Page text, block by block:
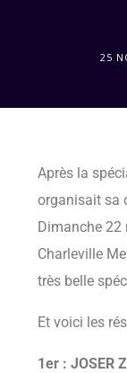
25
Après la
organisait sa
Dimanche 22
Charleville
très belle
Et voici les
1er : JOSER